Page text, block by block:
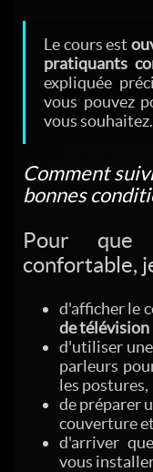
Le cours est
pratiquants
expliquée
vous pouvez
vous souhaitez.
Comment
bonnes
Pour que
confortable,
d'afficher le
de télévision
d'utiliser une
parleurs
les postures,
de préparer
couverture
d'arriver
vous